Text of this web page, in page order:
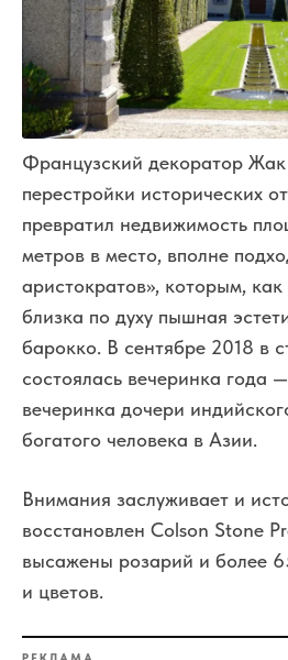
Французский декоратор Жак
перестройки исторических
превратил недвижимость
метров в место, вполне
аристократов», которым,
близка по духу пышная
барокко. В сентябре 2018 в
состоялась вечеринка года
вечеринка дочери
богатого человека в Азии.
Внимания заслуживает и
восстановлен Colson Stone
высажены розарий и более
и цветов.